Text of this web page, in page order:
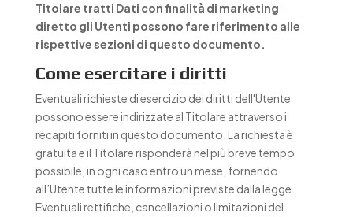
Titolare tratti Dati con finalità di marketing
diretto gli Utenti possono fare riferimento alle
rispettive sezioni di questo documento.
Come esercitare i diritti
Eventuali richieste di esercizio dei diritti dell'Utente
possono essere indirizzate al Titolare attraverso i
recapiti forniti in questo documento. La richiesta è
gratuita e il Titolare risponderà nel più breve tempo
possibile, in ogni caso entro un mese, fornendo
all’Utente tutte le informazioni previste dalla legge.
Eventuali rettifiche, cancellazioni o limitazioni del